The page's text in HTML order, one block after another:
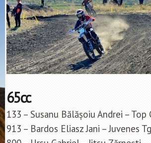
65cc
133 – Susanu Bălășoiu Andrei – Top
913 – Bardos Eliasz Jani – Juvenes